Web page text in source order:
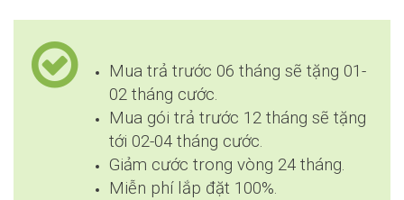
Mua trả trước 06 tháng sẽ tặng 01-
02 tháng cước.
Mua gói trả trước 12 tháng sẽ tặng
tới 02-04 tháng cước.
Giảm cước trong vòng 24 tháng.
Miễn phí lắp đặt 100%.